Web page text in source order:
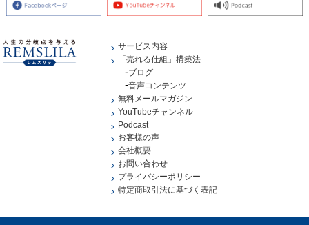
サービス内容
「売れる仕組」構築法
ブログ
音声コンテンツ
無料メールマガジン
YouTubeチャンネル
Podcast
お客様の声
会社概要
お問い合わせ
プライバシーポリシー
特定商取引法に基づく表記